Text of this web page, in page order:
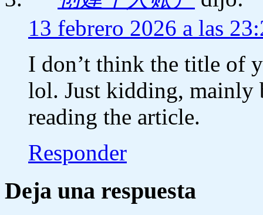
13 febrero 2026 a las
I don’t think the title of
lol. Just kidding, mainly
reading the article.
Responder
Deja una respuesta